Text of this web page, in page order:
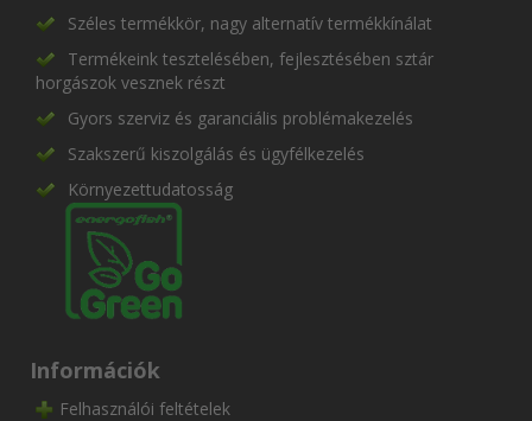
Széles termékkör, nagy alternatív termékkínálat
Termékeink tesztelésében, fejlesztésében sztár
horgászok vesznek részt
Gyors szerviz és garanciális problémakezelés
Szakszerű kiszolgálás és ügyfélkezelés
Környezettudatosság
Információk
Felhasználói feltételek